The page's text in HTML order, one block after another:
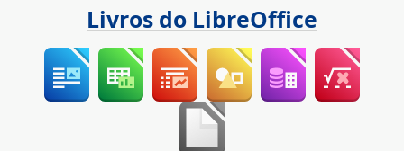
Livros do LibreOffice